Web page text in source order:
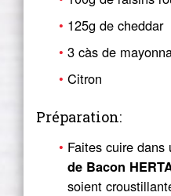
125g de cheddar
3 càs de
Citron
Préparation:
Faites cuire dans
de Bacon
soient